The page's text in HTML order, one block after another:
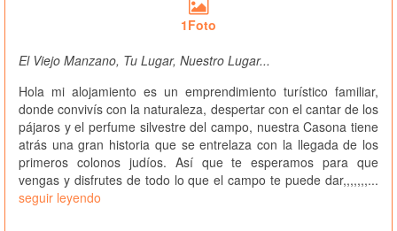
1Foto
El Viejo Manzano, Tu Lugar, Nuestro Lugar...
Hola mi alojamiento es un emprendimiento turístico familiar,
donde convivís con la naturaleza, despertar con el cantar de los
pájaros y el perfume silvestre del campo, nuestra Casona tiene
atrás una gran historia que se entrelaza con la llegada de los
primeros colonos judíos. Así que te esperamos para que
vengas y disfrutes de todo lo que el campo te puede dar,,,,,,,...
seguir leyendo